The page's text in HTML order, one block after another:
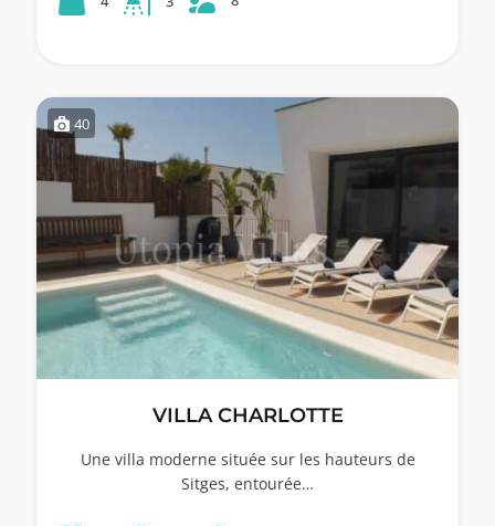
40
VILLA CHARLOTTE
Une villa moderne située sur les hauteurs de
Sitges, entourée…